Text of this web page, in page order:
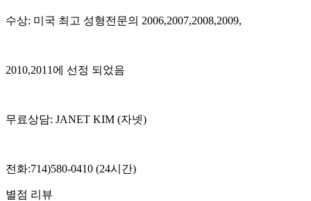
수상: 미국 최고 성형전문의 2006,2007,2008,2009,
2010,2011에 선정 되었음
무료상담: JANET KIM (자넷)
전화:714)580-0410 (24시간)
별점 리뷰